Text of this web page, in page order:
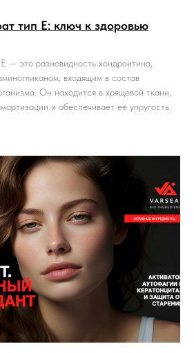
тип Е: ключ к здоровью
— это разновидность хондроитина,
входящим в состав
Он находится в хрящевой ткани,
и обеспечивает её упругость.